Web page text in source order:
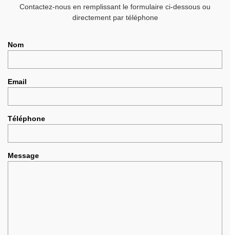
Contactez-nous en remplissant le formulaire ci-dessous ou
directement par téléphone
Nom
Email
Téléphone
Message